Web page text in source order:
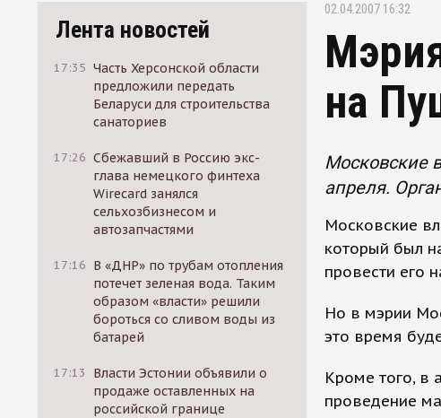
Лента новостей
17:35 Часть Херсонской области
предложили передать
Беларуси для строительства
санаториев
17:26 Сбежавший в Россию экс-
глава немецкого финтеха
Wirecard занялся
сельхозбизнесом и
автозапчастями
17:16 В «ДНР» по трубам отопления
потечет зеленая вода. Таким
образом «власти» решили
бороться со сливом воды из
батарей
17:13
Власти Эстонии объявили о
продаже оставленных на
российской границе
02.04.2007 16:32
на
Московские
апреля.
Московские
который был
провести его
Но в мэрии
это время
Кроме того, в
проведение